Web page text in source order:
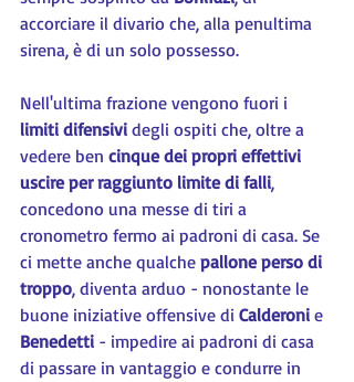
accorciare il divario che, alla penultima
sirena, è di un solo possesso.
Nell'ultima frazione vengono fuori i
limiti difensivi degli ospiti che, oltre a
vedere ben cinque dei propri effettivi
uscire per raggiunto limite di falli,
concedono una messe di tiri a
cronometro fermo ai padroni di casa. Se
ci mette anche qualche pallone perso di
troppo, diventa arduo - nonostante le
buone iniziative offensive di Calderoni e
Benedetti - impedire ai padroni di casa
di passare in vantaggio e condurre in